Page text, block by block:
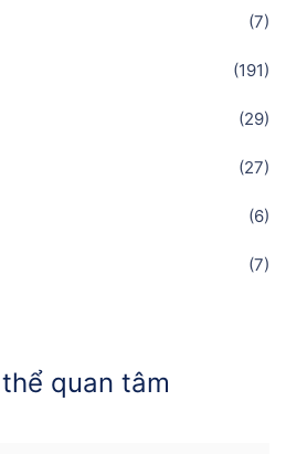
(7)
(191)
(29)
(27)
(6)
(7)
quan tâm